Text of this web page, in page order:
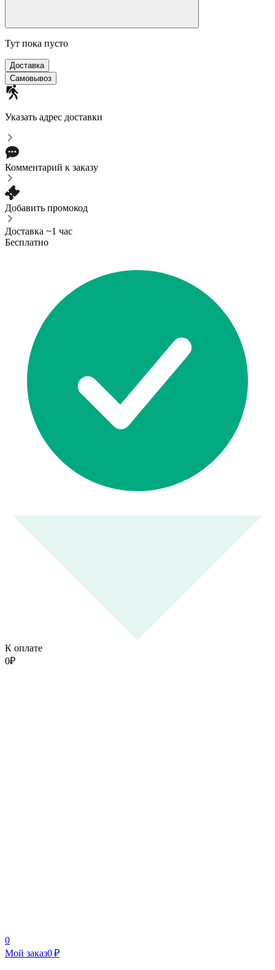
Тут пока пусто
Доставка
Самовывоз
Указать адрес доставки
Комментарий к заказу
Добавить промокод
Доставка ~1 час
Бесплатно
К оплате
0₽
0
Мой заказ0 ₽